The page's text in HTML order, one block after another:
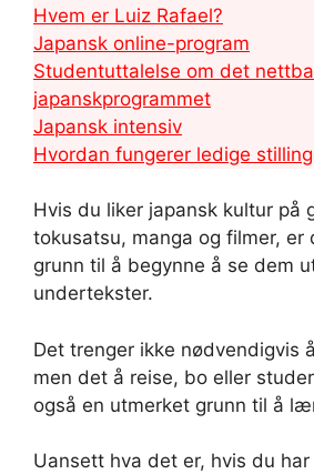
Hvem er Luiz Rafael?
Japansk online-program
Studentuttalelse om det
japanskprogrammet
Japansk intensiv
Hvordan fungerer ledige
Hvis du liker japansk kultur på
tokusatsu, manga og filmer, er
grunn til å begynne å se dem
undertekster.
Det trenger ikke nødvendigvis
men det å reise, bo eller
også en utmerket grunn til å
Uansett hva det er, hvis du